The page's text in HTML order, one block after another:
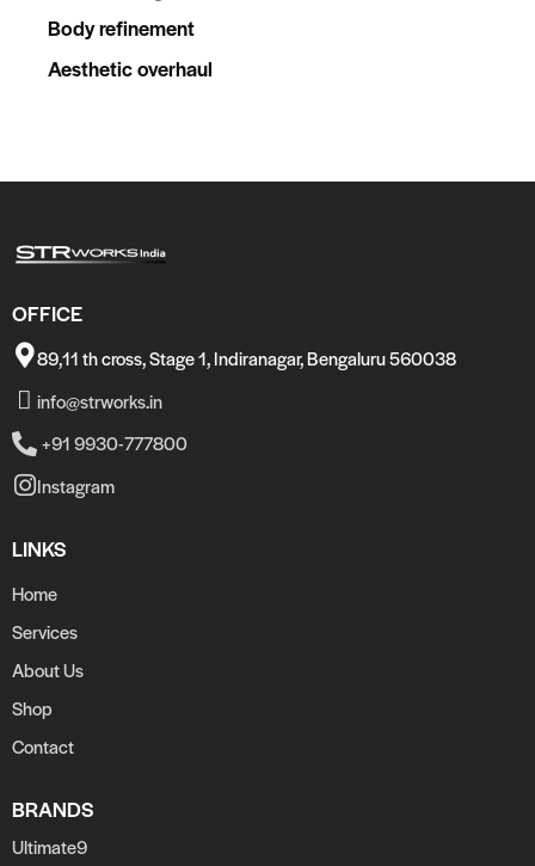
Body refinement
Aesthetic overhaul
OFFICE
89,11 th cross, Stage 1, Indiranagar, Bengaluru 560038
info@strworks.in
+91 9930-777800
Instagram
LINKS
Home
Services
About Us
Shop
Contact
BRANDS
Ultimate9